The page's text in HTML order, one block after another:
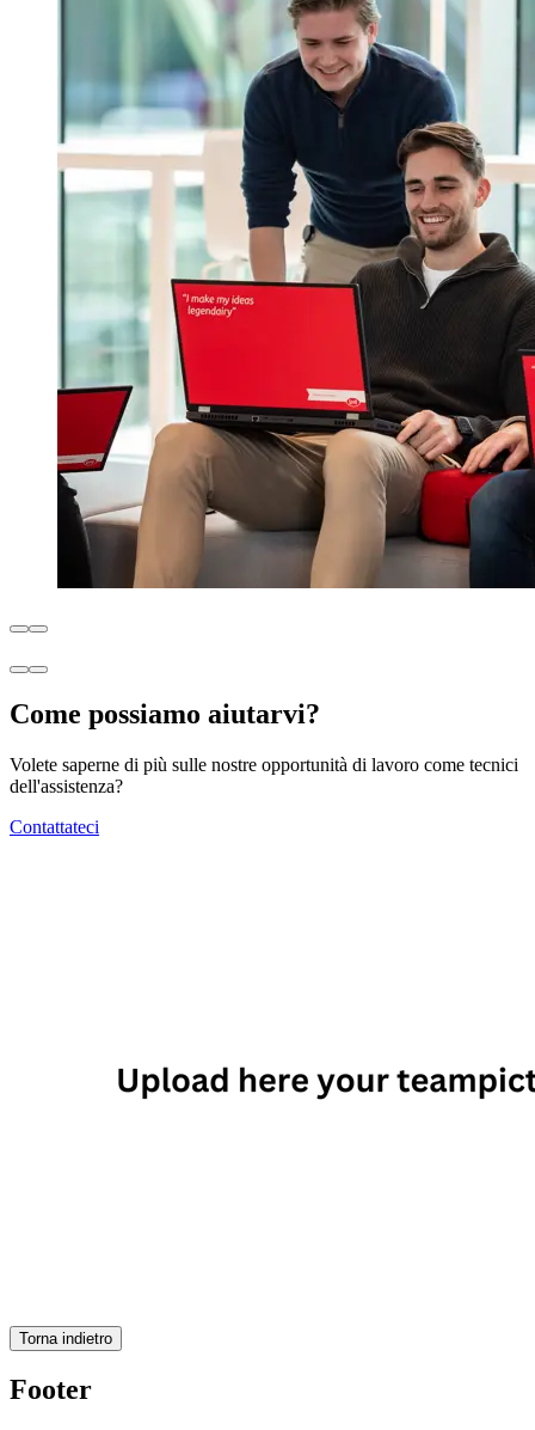
Come possiamo aiutarvi?
Volete saperne di più sulle nostre opportunità di lavoro come tecnici
dell'assistenza?
Contattateci
Torna indietro
Footer